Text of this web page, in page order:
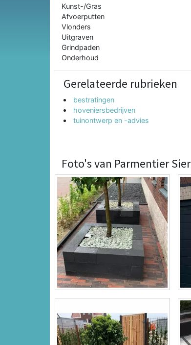
Kunst-/Gras
Afvoerputten
Vlonders
Uitgraven
Grindpaden
Onderhoud
Gerelateerde rubrieken
bestratingen
hoveniersbedrijven
tuinontwerp en -advies
Foto's van Parmentier